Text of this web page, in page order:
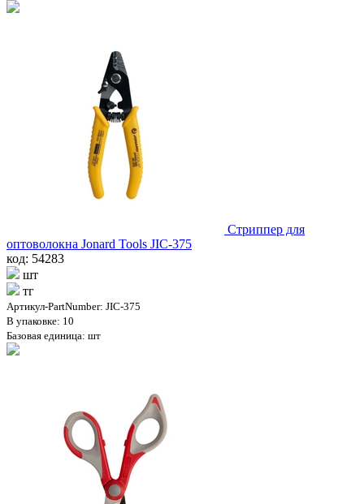
Стриппер для
оптоволокна Jonard Tools JIC-375
код: 54283
шт
тг
Артикул-PartNumber: JIC-375
В упаковке: 10
Базовая единица: шт